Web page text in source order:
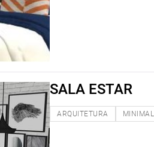
SALA ESTAR
ARQUITETURA